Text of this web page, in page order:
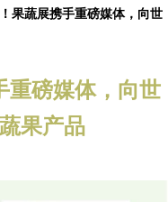
果蔬展携手重磅媒体，向世
重磅媒体，向世
果产品